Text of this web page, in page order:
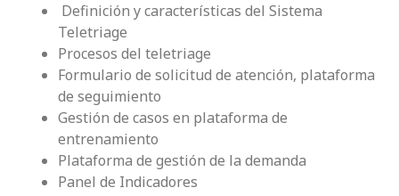
Definición y características del Sistema
Teletriage
Procesos del teletriage
Formulario de solicitud de atención, plataforma
de seguimiento
Gestión de casos en plataforma de
entrenamiento
Plataforma de gestión de la demanda
Panel de Indicadores